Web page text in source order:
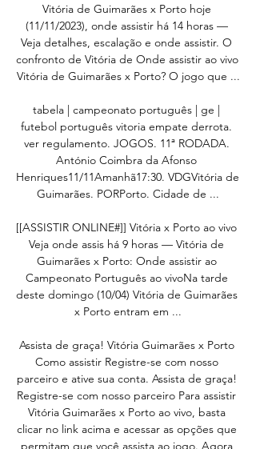
Vitória de Guimarães x Porto hoje
(11/11/2023), onde assistir há 14 horas —
Veja detalhes, escalação e onde assistir. O
confronto de Vitória de Onde assistir ao vivo
Vitória de Guimarães x Porto? O jogo que ...
tabela | campeonato português | ge |
futebol português vitoria empate derrota.
ver regulamento. JOGOS. 11ª RODADA.
António Coimbra da Afonso
Henriques11/11Amanhã17:30. VDGVitória de
Guimarães. PORPorto. Cidade de ...
[[ASSISTIR ONLINE#]] Vitória x Porto ao vivo
Veja onde assis há 9 horas — Vitória de
Guimarães x Porto: Onde assistir ao
Campeonato Português ao vivoNa tarde
deste domingo (10/04) Vitória de Guimarães
x Porto entram em ...
Assista de graça! Vitória Guimarães x Porto
Como assistir Registre-se com nosso
parceiro e ative sua conta. Assista de graça!
Registre-se com nosso parceiro Para assistir
Vitória Guimarães x Porto ao vivo, basta
clicar no link acima e acessar as opções que
permitam que você assista ao jogo. Agora